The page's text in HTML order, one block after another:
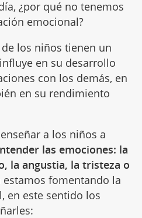
¿por qué no tenemos
emocional?
de los niños tienen un
en su desarrollo
con los demás, en
en su rendimiento
a los niños a
las emociones: la
la angustia, la tristeza o
estamos fomentando la
en este sentido los